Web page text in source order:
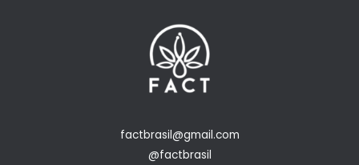
factbrasil@gmail.com
@factbrasil